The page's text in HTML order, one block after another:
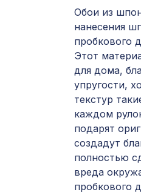
Обои из
нанесения
пробкового
Этот
для дома,
упругости,
текстур
каждом
подарят
создадут
полностью
вреда
пробкового